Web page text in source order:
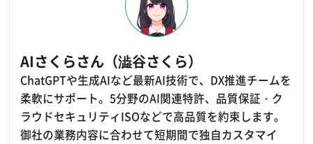
AIさくらさん（澁谷さくら）
ChatGPTや生成AIなど最新AI技術で、DX推進チームを
柔軟にサポート。5分野のAI関連特許、品質保証・ク
ラウドセキュリティISOなどで高品質を約束します。
御社の業務内容に合わせて短期間で独自カスタマイ